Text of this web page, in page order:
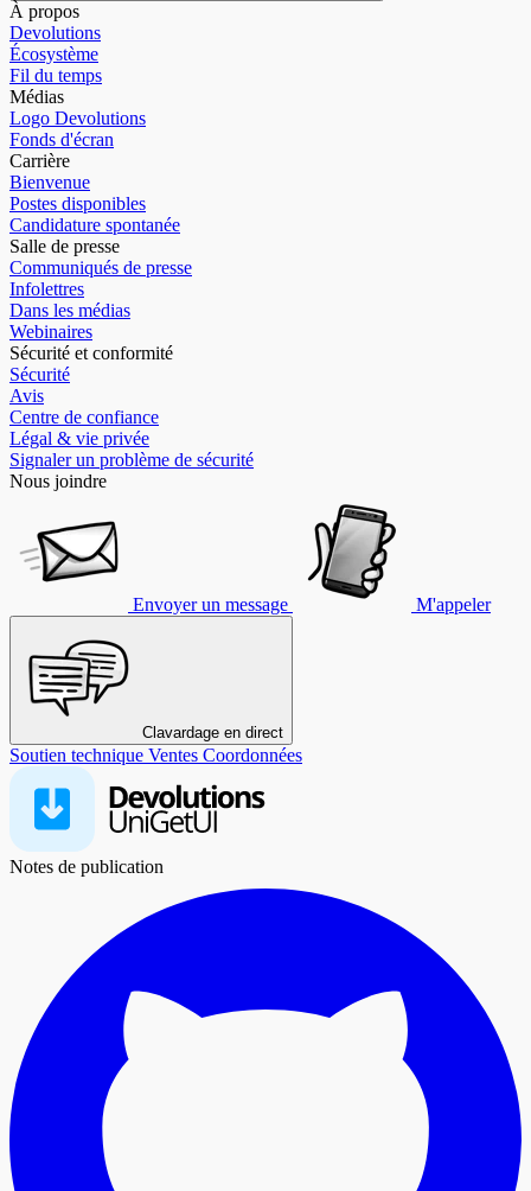
À propos
Devolutions
Écosystème
Fil du temps
Médias
Logo Devolutions
Fonds d'écran
Carrière
Bienvenue
Postes disponibles
Candidature spontanée
Salle de presse
Communiqués de presse
Infolettres
Dans les médias
Webinaires
Sécurité et conformité
Sécurité
Avis
Centre de confiance
Légal & vie privée
Signaler un problème de sécurité
Nous joindre
Envoyer un message M'appeler
Clavardage en direct
Soutien technique Ventes Coordonnées
Notes de publication